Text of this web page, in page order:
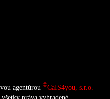
agentúrou ©CaIS4you, s.r.o.
práva vyhradené